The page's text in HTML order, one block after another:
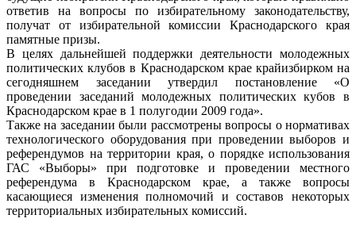
ответив на вопросы по избирательному законодательству,
получат от избирательной комиссии Краснодарского края
памятные призы.
В целях дальнейшей поддержки деятельности молодежных
политических клубов в Краснодарском крае крайизбирком на
сегодняшнем заседании утвердил постановление «О
проведении заседаний молодежных политических кубов в
Краснодарском крае в 1 полугодии 2009 года».
Также на заседании были рассмотрены вопросы о нормативах
технологического оборудования при проведении выборов и
референдумов на территории края, о порядке использования
ГАС «Выборы» при подготовке и проведении местного
референдума в Краснодарском крае, а также вопросы
касающиеся изменения полномочий и составов некоторых
территориальных избирательных комиссий.